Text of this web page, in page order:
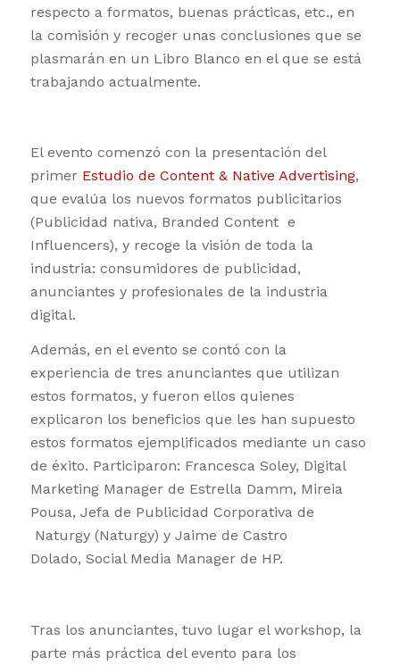
respecto a formatos, buenas prácticas, etc., en
la comisión y recoger unas conclusiones que se
plasmarán en un Libro Blanco en el que se está
trabajando actualmente.
El evento comenzó con la presentación del
primer Estudio de Content & Native Advertising,
que evalúa los nuevos formatos publicitarios
(Publicidad nativa, Branded Content e
Influencers), y recoge la visión de toda la
industria: consumidores de publicidad,
anunciantes y profesionales de la industria
digital.
Además, en el evento se contó con la
experiencia de tres anunciantes que utilizan
estos formatos, y fueron ellos quienes
explicaron los beneficios que les han supuesto
estos formatos ejemplificados mediante un caso
de éxito. Participaron: Francesca Soley, Digital
Marketing Manager de Estrella Damm, Mireia
Pousa, Jefa de Publicidad Corporativa de
Naturgy (Naturgy) y Jaime de Castro
Dolado, Social Media Manager de HP.
Tras los anunciantes, tuvo lugar el workshop, la
parte más práctica del evento para los